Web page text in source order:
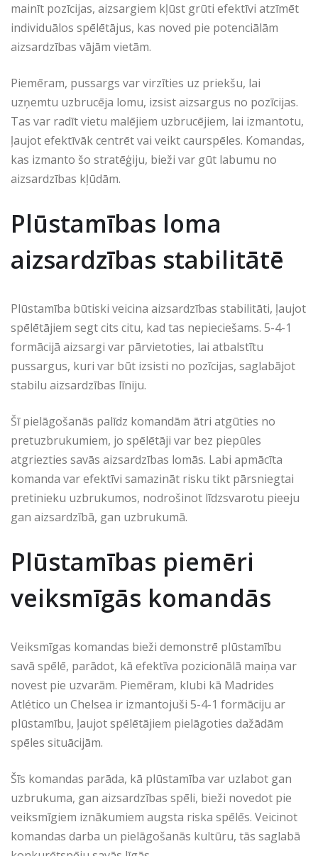
mainīt pozīcijas, aizsargiem kļūst grūti efektīvi atzīmēt
individuālos spēlētājus, kas noved pie potenciālām
aizsardzības vājām vietām.
Piemēram, pussargs var virzīties uz priekšu, lai
uzņemtu uzbrucēja lomu, izsist aizsargus no pozīcijas.
Tas var radīt vietu malējiem uzbrucējiem, lai izmantotu,
ļaujot efektīvāk centrēt vai veikt caurspēles. Komandas,
kas izmanto šo stratēģiju, bieži var gūt labumu no
aizsardzības kļūdām.
Plūstamības loma
aizsardzības stabilitātē
Plūstamība būtiski veicina aizsardzības stabilitāti, ļaujot
spēlētājiem segt cits citu, kad tas nepieciešams. 5-4-1
formācijā aizsargi var pārvietoties, lai atbalstītu
pussargus, kuri var būt izsisti no pozīcijas, saglabājot
stabilu aizsardzības līniju.
Šī pielāgošanās palīdz komandām ātri atgūties no
pretuzbrukumiem, jo spēlētāji var bez piepūles
atgriezties savās aizsardzības lomās. Labi apmācīta
komanda var efektīvi samazināt risku tikt pārsniegtai
pretinieku uzbrukumos, nodrošinot līdzsvarotu pieeju
gan aizsardzībā, gan uzbrukumā.
Plūstamības piemēri
veiksmīgās komandās
Veiksmīgas komandas bieži demonstrē plūstamību
savā spēlē, parādot, kā efektīva pozicionālā maiņa var
novest pie uzvarām. Piemēram, klubi kā Madrides
Atlético un Chelsea ir izmantojuši 5-4-1 formāciju ar
plūstamību, ļaujot spēlētājiem pielāgoties dažādām
spēles situācijām.
Šīs komandas parāda, kā plūstamība var uzlabot gan
uzbrukuma, gan aizsardzības spēli, bieži novedot pie
veiksmīgiem iznākumiem augsta riska spēlēs. Veicinot
komandas darba un pielāgošanās kultūru, tās saglabā